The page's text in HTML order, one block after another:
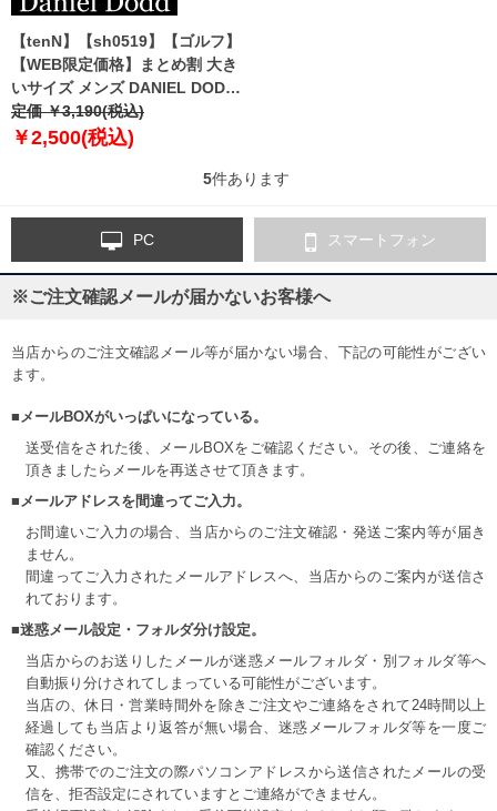
【tenN】【sh0519】【ゴルフ】
【WEB限定価格】まとめ割 大き
いサイズ メンズ DANIEL DODD
無地 半袖 スポーツ ポロシャツ
吸汗速乾 azpr-009008
定価 ￥3,190(税込)
￥2,500(税込)
5件あります
PC スマートフォン
※ご注文確認メールが届かないお客様へ
当店からのご注文確認メール等が届かない場合、下記の可能性がござい
ます。
■メールBOXがいっぱいになっている。
送受信をされた後、メールBOXをご確認ください。その後、ご連絡を
頂きましたらメールを再送させて頂きます。
■メールアドレスを間違ってご入力。
お間違いご入力の場合、当店からのご注文確認・発送ご案内等が届き
ません。
間違ってご入力されたメールアドレスへ、当店からのご案内が送信さ
れております。
■迷惑メール設定・フォルダ分け設定。
当店からのお送りしたメールが迷惑メールフォルダ・別フォルダ等へ
自動振り分けされてしまっている可能性がございます。
当店の、休日・営業時間外を除きご注文やご連絡をされて24時間以上
経過しても当店より返答が無い場合、迷惑メールフォルダ等を一度ご
確認ください。
又、携帯でのご注文の際パソコンアドレスから送信されたメールの受
信を、拒否設定にされていますとご連絡ができません。